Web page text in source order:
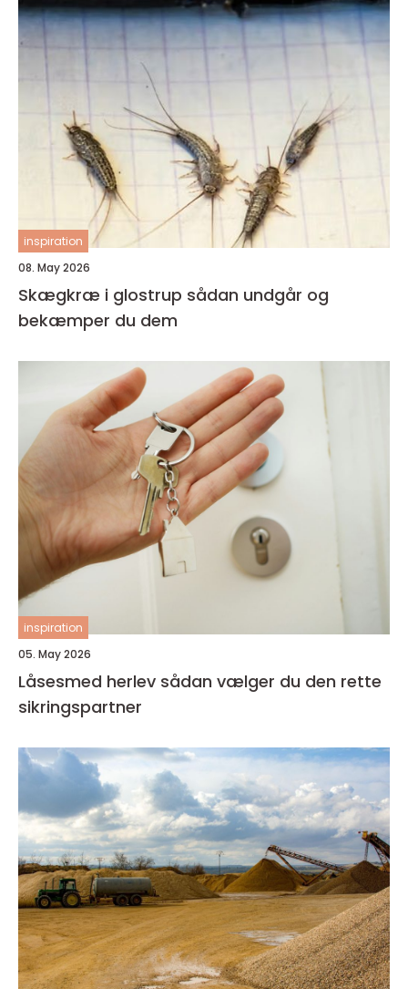
inspiration
08. May 2026
Skægkræ i glostrup sådan undgår og
bekæmper du dem
inspiration
05. May 2026
Låsesmed herlev sådan vælger du den rette
sikringspartner